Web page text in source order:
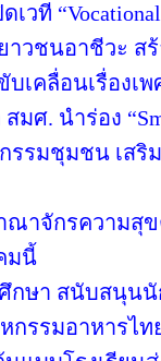
ที “Vocational
วชนอาชีวะ ส
บเคลื่อนเรื่องเ
ศ. นำร่อง
รรมชุมชน เส
ณาจักรความ
มนี้
ษา สนับสนุนนั
กรรมอาหารไท